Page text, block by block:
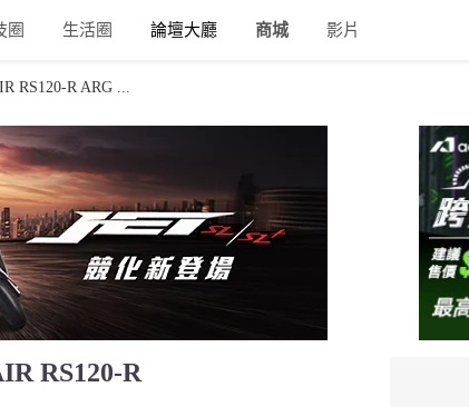
圈 生活圈 論壇大廳 商城 影片
RS120-R ARG ...
RS120-R